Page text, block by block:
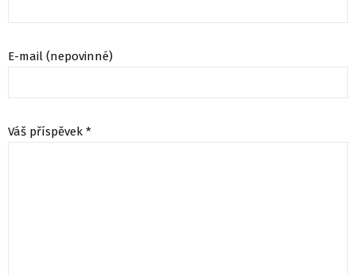
E-mail (nepovinné)
Váš příspěvek *